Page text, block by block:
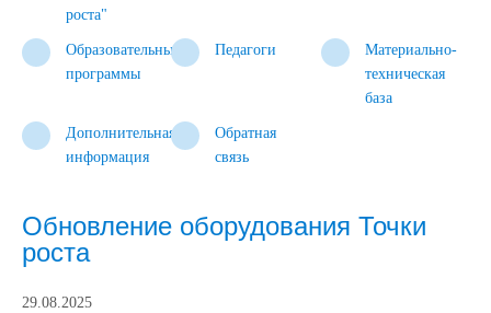
роста"
Образовательные
программы
Педагоги
Материально-
техническая
база
Дополнительная
информация
Обратная
связь
Обновление оборудования Точки
роста
29.08.2025